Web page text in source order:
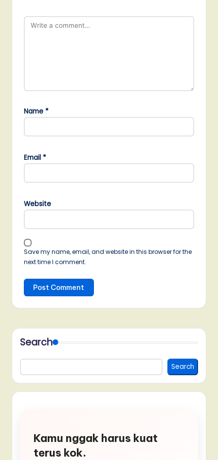
Name *
Email *
Website
Save my name, email, and website in this browser for the
next time I comment.
Search
Search
Kamu nggak harus kuat
terus kok.